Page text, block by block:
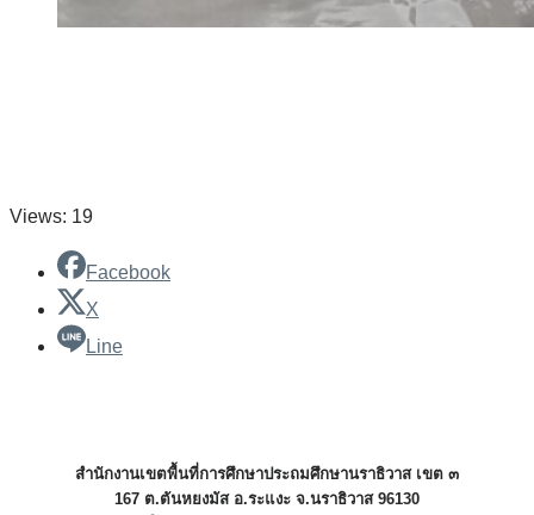
Views: 19
Facebook
X
Line
สำนักงานเขตพื้นที่การศึกษาประถมศึกษานราธิวาส เขต ๓
167 ต.ตันหยงมัส อ.ระแงะ จ.นราธิวาส 96130